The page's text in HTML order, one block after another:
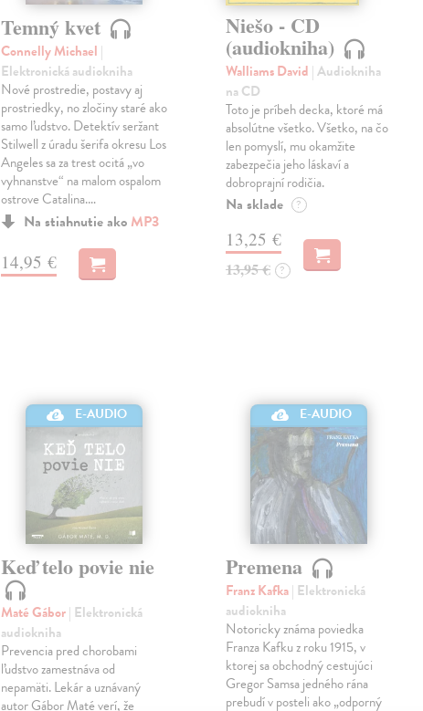
Temný kvet
Connelly Michael |
Elektronická audiokniha
Nové prostredie, postavy aj
prostriedky, no zločiny staré ako
samo ľudstvo. Detektív seržant
Stilwell z úradu šerifa okresu Los
Angeles sa za trest ocitá „vo
vyhnanstve“ na malom ospalom
ostrove Catalina.…
Na stiahnutie ako MP3
14,95 €
Niešo - CD
(audiokniha)
Walliams David | Audiokniha
na CD
Toto je príbeh decka, ktoré má
absolútne všetko. Všetko, na čo
len pomyslí, mu okamžite
zabezpečia jeho láskaví a
dobroprajní rodičia.
Na sklade ?
13,25 €
13,95 € ?
E-AUDIO
Keď telo povie nie
Maté Gábor| Elektronická
audiokniha
Prevencia pred chorobami
ľudstvo zamestnáva od
nepamäti. Lekár a uznávaný
autor Gábor Maté verí, že
E-AUDIO
Premena
Franz Kafka| Elektronická
audiokniha
Notoricky známa poviedka
Franza Kafku z roku 1915, v
ktorej sa obchodný cestujúci
Gregor Samsa jedného rána
prebudí v posteli ako „odporný